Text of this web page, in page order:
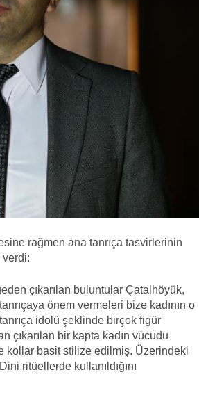
rağmen ana tanrıça tasvirlerinin
çıkarılan buluntular Çatalhöyük,
önem vermeleri bize kadının o
idolü şeklinde birçok figür
çıkarılan bir kapta kadın vücudu
kollar basit stilize edilmiş. Üzerindeki
ritüellerde kullanıldığını